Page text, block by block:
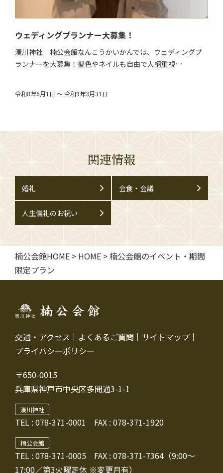
$target_date
ウェディングプランナー大募集！
湊川神社 楠公会館なんこうかいかんでは、ウェディングプ
ランナーを大募集！髪色やネイルも自由で人柄重視…
令和8年6月1日 ～ 令和9年3月31日
関連情報
婚礼 会食・会議
人生儀礼のお祝い
楠公会館HOME > HOME >楠公会館のイベント・期間
限定プラン
交通・アクセス よくあるご質問
サイトマップ
プライバシーポリシー
〒650-0015
兵庫県神戸市中央区多聞通3-1-1
湊川神社
TEL : 078-371-0001 FAX : 078-371-1920
楠公会館
TEL : 078-371-0005 FAX : 078-371-7364（9:00～
17:00／第3火曜定休 ※変更月有）